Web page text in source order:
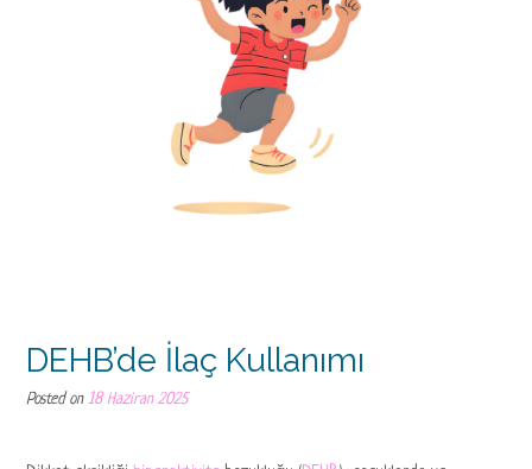
DEHB’de İlaç Kullanımı
Posted on 18 Haziran 2025